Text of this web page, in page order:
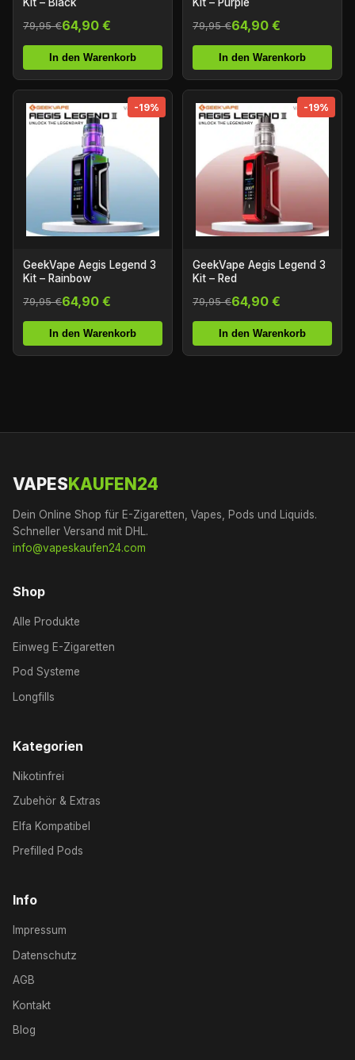
Kit – Black
79,95 €64,90 €
In den Warenkorb
Kit – Purple
79,95 €64,90 €
In den Warenkorb
-19%
GeekVape Aegis Legend 3
Kit – Rainbow
79,95 €64,90 €
In den Warenkorb
-19%
GeekVape Aegis Legend 3
Kit – Red
79,95 €64,90 €
In den Warenkorb
VAPES KAUFEN24
Dein Online Shop für E-Zigaretten, Vapes, Pods und Liquids.
Schneller Versand mit DHL.
info@vapeskaufen24.com
Shop
Alle Produkte
Einweg E-Zigaretten
Pod Systeme
Longfills
Kategorien
Nikotinfrei
Zubehör & Extras
Elfa Kompatibel
Prefilled Pods
Info
Impressum
Datenschutz
AGB
Kontakt
Blog